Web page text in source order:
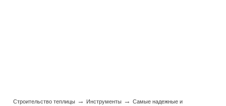
Строительство теплицы → Инструменты →Самые надежные и